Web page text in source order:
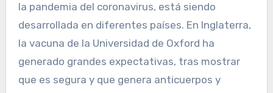
la pandemia del coronavirus, está siendo
desarrollada en diferentes países. En Inglaterra,
la vacuna de la Universidad de Oxford ha
generado grandes expectativas, tras mostrar
que es segura y que genera anticuerpos y